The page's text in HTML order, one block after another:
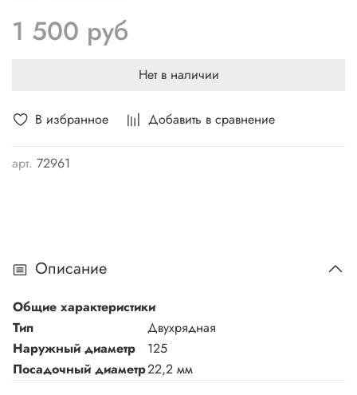
В избранное Добавить в сравнение
арт. 72961
1 500 руб
Нет в наличии
Описание
Общие характеристики
Тип
Двухрядная
Наружный диаметр
125
Посадочный диаметр22,2 мм